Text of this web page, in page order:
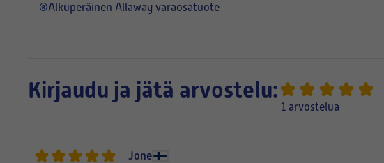
®Alkuperäinen Allaway varaosatuote
Kirjaudu ja jätä arvostelu:
1 arvostelua
Jone